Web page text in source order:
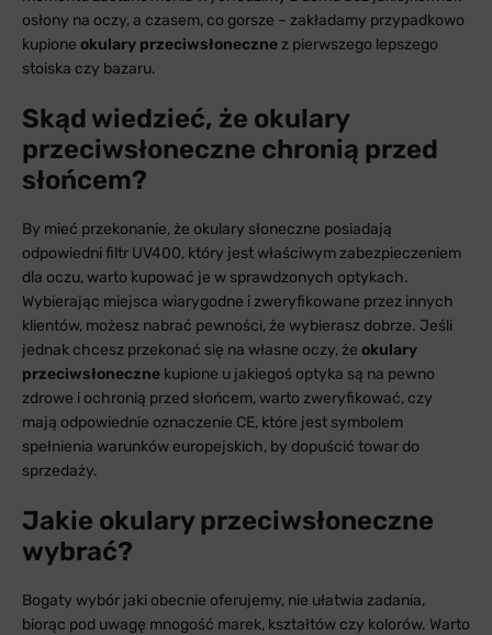
osłony na oczy, a czasem, co gorsze – zakładamy przypadkowo
kupione okulary przeciwsłonecznez pierwszego lepszego
stoiska czy bazaru.
Skąd wiedzieć, że okulary
przeciwsłoneczne chronią przed
słońcem?
By mieć przekonanie, że okulary słoneczne posiadają
odpowiedni filtr UV400, który jest właściwym zabezpieczeniem
dla oczu, warto kupować je w sprawdzonych optykach.
Wybierając miejsca wiarygodne i zweryfikowane przez innych
klientów, możesz nabrać pewności, że wybierasz dobrze. Jeśli
jednak chcesz przekonać się na własne oczy, że okulary
przeciwsłoneczne kupione u jakiegoś optyka są na pewno
zdrowe i ochronią przed słońcem, warto zweryfikować, czy
mają odpowiednie oznaczenie CE, które jest symbolem
spełnienia warunków europejskich, by dopuścić towar do
sprzedaży.
Jakie okulary przeciwsłoneczne
wybrać?
Bogaty wybór jaki obecnie oferujemy, nie ułatwia zadania,
biorąc pod uwagę mnogość marek, kształtów czy kolorów. Warto